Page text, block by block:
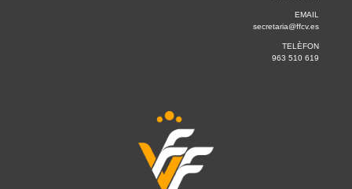
EMAIL
secretaria@ffcv.es
TELÈFON
963 510 619